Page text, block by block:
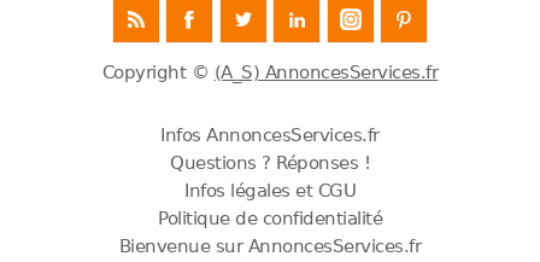
Copyright © (A_S) AnnoncesServices.fr
Infos AnnoncesServices.fr
Questions ? Réponses !
Infos légales et CGU
Politique de confidentialité
Bienvenue sur AnnoncesServices.fr